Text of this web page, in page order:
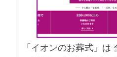
「イオンのお葬式」